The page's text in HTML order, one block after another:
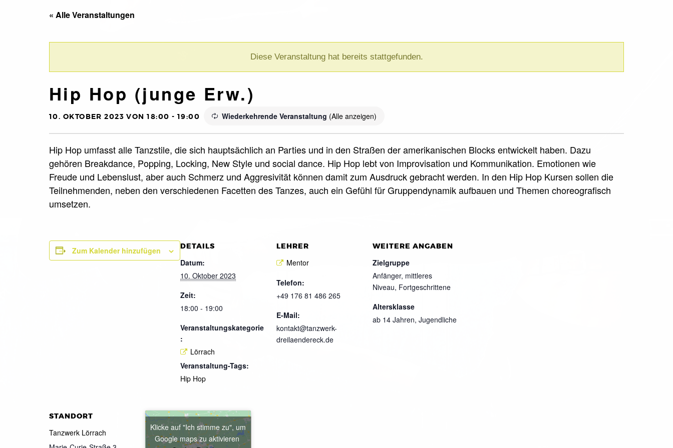
« Alle Veranstaltungen
Diese Veranstaltung hat bereits stattgefunden.
Hip Hop (junge Erw.)
10. OKTOBER 2023 VON 18:00 - 19:00 Wiederkehrende Veranstaltung (Alle anzeigen)
Hip Hop umfasst alle Tanzstile, die sich hauptsächlich an Parties und in den Straßen der amerikanischen Blocks entwickelt haben. Dazu
gehören Breakdance, Popping, Locking, New Style und social dance. Hip Hop lebt von Improvisation und Kommunikation. Emotionen wie
Freude und Lebenslust, aber auch Schmerz und Aggresivität können damit zum Ausdruck gebracht werden. In den Hip Hop Kursen sollen die
Teilnehmenden, neben den verschiedenen Facetten des Tanzes, auch ein Gefühl für Gruppendynamik aufbauen und Themen choreografisch
umsetzen.
Zum Kalender hinzufügen DETAILS
Datum:
10. Oktober 2023
Zeit:
18:00 - 19:00
Veranstaltungskategorie
:
Lörrach
Veranstaltung-Tags:
Hip Hop
LEHRER
Mentor
Telefon:
+49 176 81 486 265
E-Mail:
kontakt@tanzwerk-
dreilaendereck.de
WEITERE ANGABEN
Zielgruppe
Anfänger, mittleres
Niveau, Fortgeschrittene
Altersklasse
ab 14 Jahren, Jugendliche
STANDORT
Tanzwerk Lörrach
Klicke auf "Ich stimme zu", um
Google maps zu aktivieren